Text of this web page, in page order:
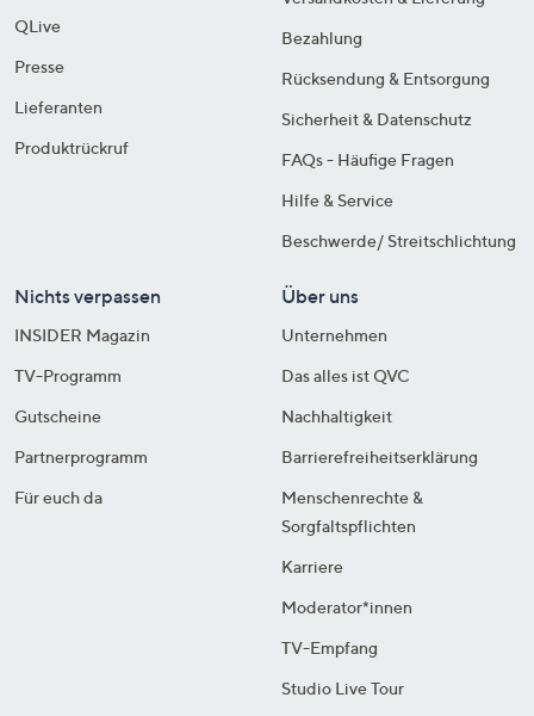
QLive
Presse
Lieferanten
Produktrückruf
Bezahlung
Rücksendung & Entsorgung
Sicherheit & Datenschutz
FAQs - Häufige Fragen
Hilfe & Service
Beschwerde/ Streitschlichtung
Nichts verpassen
INSIDER Magazin
TV-Programm
Gutscheine
Partnerprogramm
Für euch da
Über uns
Unternehmen
Das alles ist QVC
Nachhaltigkeit
Barrierefreiheitserklärung
Menschenrechte &
Sorgfaltspflichten
Karriere
Moderator*innen
TV-Empfang
Studio Live Tour